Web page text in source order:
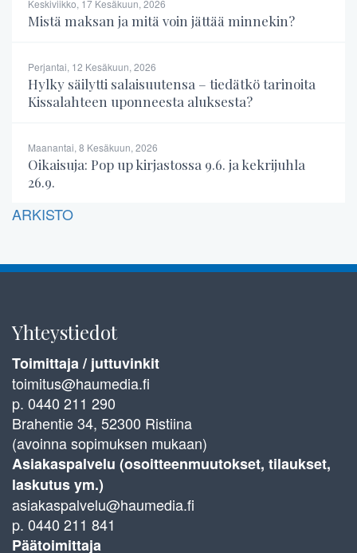
Keskiviikko, 17 Kesäkuun, 2026
Mistä maksan ja mitä voin jättää minnekin?
Perjantai, 12 Kesäkuun, 2026
Hylky säilytti salaisuutensa – tiedätkö tarinoita
Kissalahteen uponneesta aluksesta?
Maanantai, 8 Kesäkuun, 2026
Oikaisuja: Pop up kirjastossa 9.6. ja kekrijuhla
26.9.
ARKISTO
Yhteystiedot
Toimittaja / juttuvinkit
toimitus@haumedia.fi
p. 0440 211 290
Brahentie 34, 52300 Ristiina
(avoinna sopimuksen mukaan)
Asiakaspalvelu (osoitteenmuutokset, tilaukset,
laskutus ym.)
asiakaspalvelu@haumedia.fi
p. 0440 211 841
Päätoimittaja